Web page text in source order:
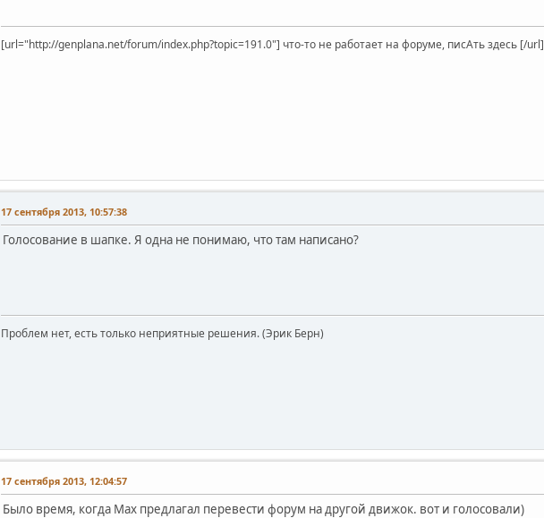
[url="http://genplana.net/forum/index.php?topic=191.0"] что-то не работает на форуме, писАть здесь [/url]
17 сентября 2013, 10:57:38
Голосование в шапке. Я одна не понимаю, что там написано?
Проблем нет, есть только неприятные решения. (Эрик Берн)
17 сентября 2013, 12:04:57
Было время, когда Мах предлагал перевести форум на другой движок. вот и голосовали)